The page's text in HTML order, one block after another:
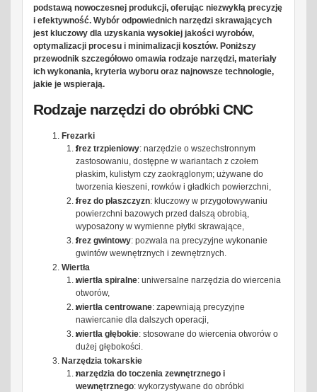
podstawą nowoczesnej produkcji, oferując niezwykłą precyzję
i efektywność. Wybór odpowiednich narzędzi skrawających
jest kluczowy dla uzyskania wysokiej jakości wyrobów,
optymalizacji procesu i minimalizacji kosztów. Poniższy
przewodnik szczegółowo omawia rodzaje narzędzi, materiały
ich wykonania, kryteria wyboru oraz najnowsze technologie,
jakie je wspierają.
Rodzaje narzędzi do obróbki CNC
Frezarki
frez trzpieniowy: narzędzie o wszechstronnym
zastosowaniu, dostępne w wariantach z czołem
płaskim, kulistym czy zaokrąglonym; używane do
tworzenia kieszeni, rowków i gładkich powierzchni,
frez do płaszczyzn: kluczowy w przygotowywaniu
powierzchni bazowych przed dalszą obrobią,
wyposażony w wymienne płytki skrawające,
frez gwintowy: pozwala na precyzyjne wykonanie
gwintów wewnętrznych i zewnętrznych.
Wiertła
wiertła spiralne: uniwersalne narzędzia do wiercenia
otworów,
wiertła centrowane: zapewniają precyzyjne
nawiercanie dla dalszych operacji,
wiertła głębokie: stosowane do wiercenia otworów o
dużej głębokości.
Narzędzia tokarskie
narzędzia do toczenia zewnętrznego i
wewnętrznego: wykorzystywane do obróbki